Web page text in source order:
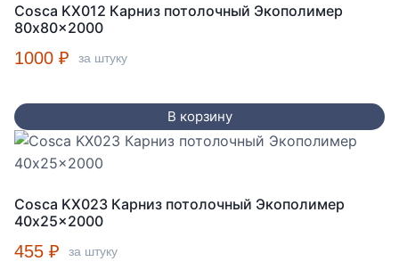
Cosca KX012 Карниз потолочный Экополимер
80x80x2000
1000 ₽ за штуку
В корзину
Cosca KX023 Карниз потолочный Экополимер
40x25x2000
455 ₽ за штуку